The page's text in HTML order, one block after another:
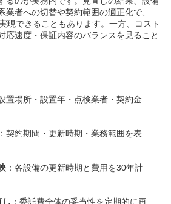
業者への切替や契約範囲の適正化で、
現できることもあります。一方、コスト
応速度・保証内容のバランスを見ること
置場所・設置年・点検業者・契約金
：契約期間・更新時期・業務範囲を表
：各設備の更新時期と費用を30年計
し ：委託費全体の妥当性を定期的に再